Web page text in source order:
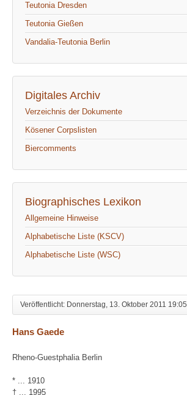
Teutonia Dresden
Teutonia Gießen
Vandalia-Teutonia Berlin
Digitales Archiv
Verzeichnis der Dokumente
Kösener Corpslisten
Biercomments
Biographisches Lexikon
Allgemeine Hinweise
Alphabetische Liste (KSCV)
Alphabetische Liste (WSC)
Veröffentlicht: Donnerstag, 13. Oktober 2011 19:05
Hans Gaede
Rheno-Guestphalia Berlin
* ... 1910
† ... 1995